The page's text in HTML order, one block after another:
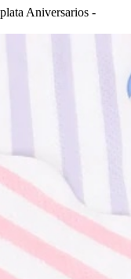
Aniversarios -